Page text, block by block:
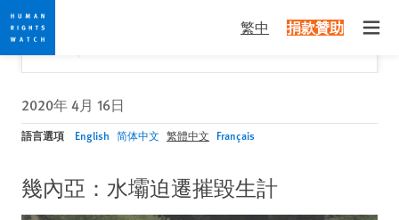
Skip
to
cookie
privacy
notice
Skip
to
main
content
繁中 捐款贊助
Would you like to read this page in English?
Yes
✕
2020年 4月 16日
語言選項 English 简体中文 繁體中文 Français
幾內亞：水壩迫遷摧毀生計